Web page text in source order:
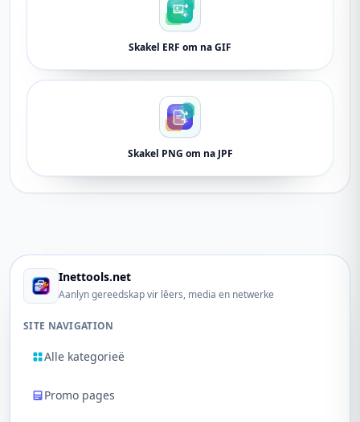
Skakel ERF om na GIF
Skakel PNG om na JPF
Inettools.net
Aanlyn gereedskap vir lêers, media en netwerke
SITE NAVIGATION
Alle kategorieë
Promo pages